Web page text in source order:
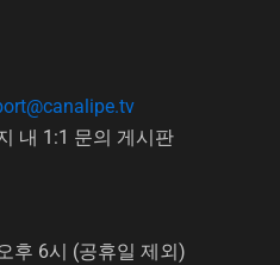
내 1:1 문의 게시판
후 6시 (공휴일 제외)